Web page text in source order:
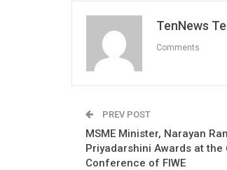
TenNews
Comments
PREV POST
MSME Minister, Narayan
Priyadarshini Awards at
Conference of FIWE